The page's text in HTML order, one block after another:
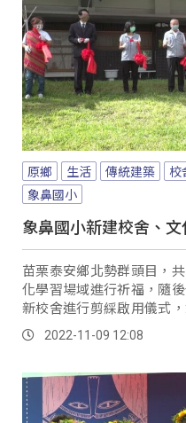
原鄉 生活 傳統建築 校
象鼻國小
象鼻國小新建校舍、
苗栗泰安鄉北勢群頭目，
化學習場域進行祈福，隨
新校舍進行剪綵啟用儀式
作為設計元素，呈現濃濃
亮眼的建築，旁邊的文化
2022-11-09 12:08